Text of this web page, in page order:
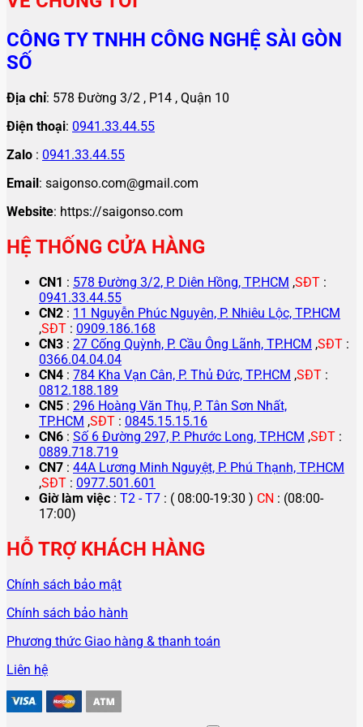
CÔNG TY TNHH CÔNG NGHỆ SÀI GÒN
SỐ
Địa chỉ: 578 Đường 3/2 , P14 , Quận 10
Điện thoại: 0941.33.44.55
Zalo : 0941.33.44.55
Email: saigonso.com@gmail.com
Website: https://saigonso.com
HỆ THỐNG CỬA HÀNG
CN1 : 578 Đường 3/2, P. Diên Hồng, TP.HCM ,SĐT :
0941.33.44.55
CN2 : 11 Nguyễn Phúc Nguyên, P. Nhiêu Lộc, TP.HCM
,SĐT : 0909.186.168
CN3 : 27 Cống Quỳnh, P. Cầu Ông Lãnh, TP.HCM ,SĐT :
0366.04.04.04
CN4 : 784 Kha Vạn Cân, P. Thủ Đức, TP.HCM ,SĐT :
0812.188.189
CN5 : 296 Hoàng Văn Thụ, P. Tân Sơn Nhất,
TP.HCM ,SĐT : 0845.15.15.16
CN6 : Số 6 Đường 297, P. Phước Long, TP.HCM ,SĐT :
0889.718.719
CN7 : 44A Lương Minh Nguyệt, P. Phú Thạnh, TP.HCM
,SĐT : 0977.501.601
Giờ làm việc : T2 - T7 : ( 08:00-19:30 ) CN : (08:00-
17:00)
HỖ TRỢ KHÁCH HÀNG
Chính sách bảo mật
Chính sách bảo hành
Phương thức Giao hàng & thanh toán
Liên hệ